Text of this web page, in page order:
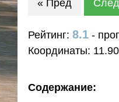
« Пред
Рейтинг: 8.1-
Координаты:
Содержание: